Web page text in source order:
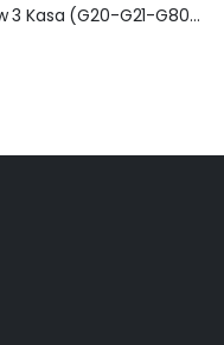
Bmw 3 Kasa (G20-G21-G80-G81) 2020 Sonrası Kabin Filtresi